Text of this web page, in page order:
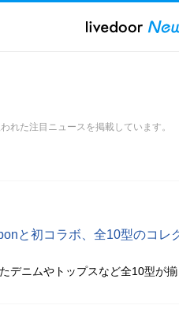
れた注目ニュースを掲載しています。
と初コラボ、全10型のコレ
デニムやトップスなど全10型が